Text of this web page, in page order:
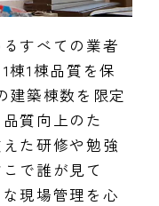
すべての業者
棟1棟品質を保
建築棟数を限定
質向上のた
た研修や勉強
で誰が見て
現場管理を心